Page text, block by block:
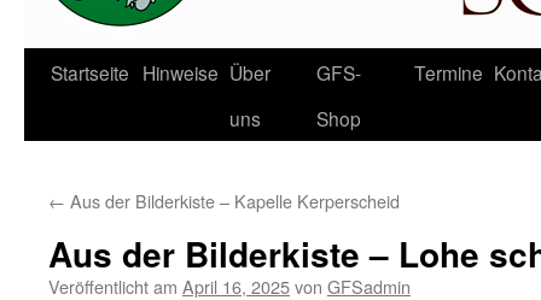
Startseite Hinweise Über
uns
GFS-
Shop
Termine
← Aus der Bilderkiste – Kapelle Kerperscheid
Aus der Bilderkiste – Lohe
Veröffentlicht am April 16, 2025von GFSadmin